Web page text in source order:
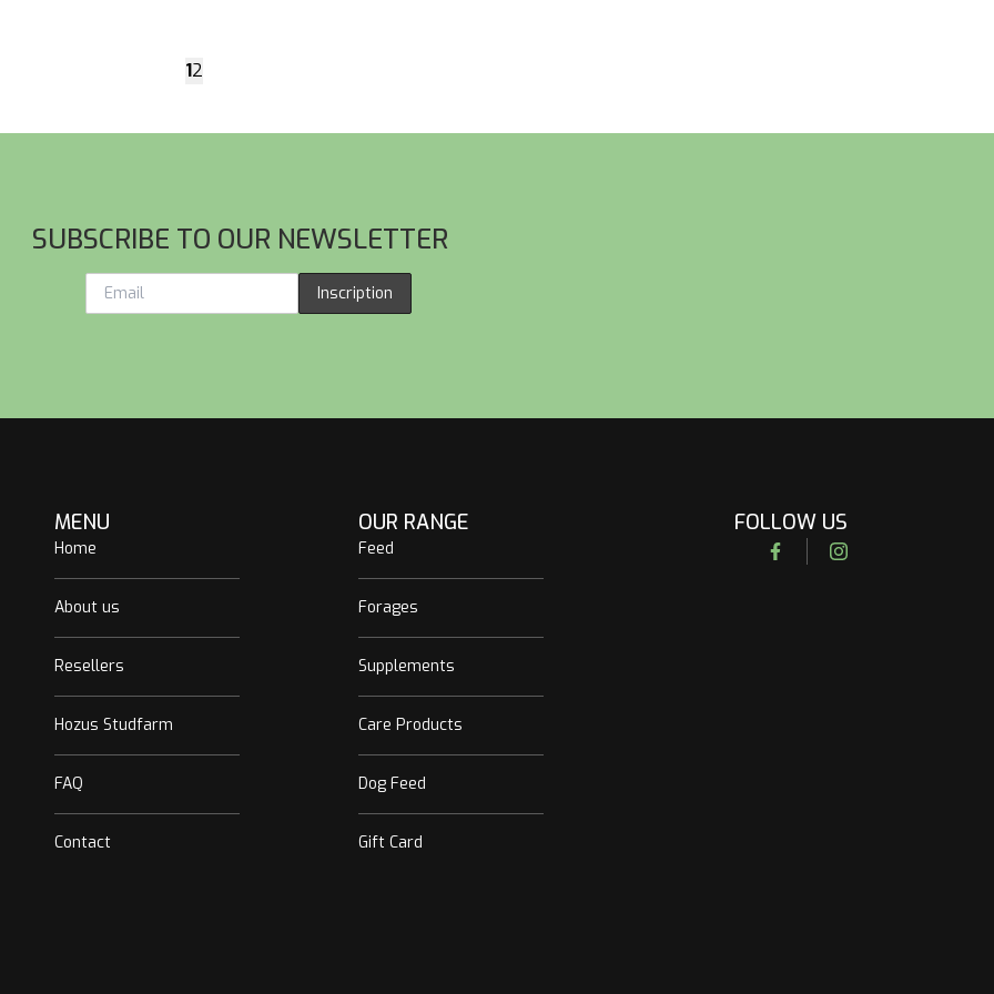
12
SUBSCRIBE TO OUR NEWSLETTER
Inscription
MENU
Home
About us
Resellers
Hozus Studfarm
FAQ
Contact
OUR RANGE
Feed
Forages
Supplements
Care Products
Dog Feed
Gift Card
FOLLOW US
FacebookInstagram